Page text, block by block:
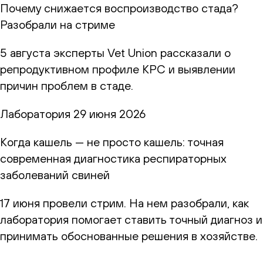
Почему снижается воспроизводство стада?
Разобрали на стриме
5 августа эксперты Vet Union рассказали о
репродуктивном профиле КРС и выявлении
причин проблем в стаде.
Лаборатория 29 июня 2026
Когда кашель — не просто кашель: точная
современная диагностика респираторных
заболеваний свиней
17 июня провели стрим. На нем разобрали, как
лаборатория помогает ставить точный диагноз и
принимать обоснованные решения в хозяйстве.